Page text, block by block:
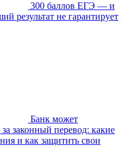
300 баллов ЕГЭ — и
результат не гарантирует
Банк может
законный перевод: какие
и как защитить свои